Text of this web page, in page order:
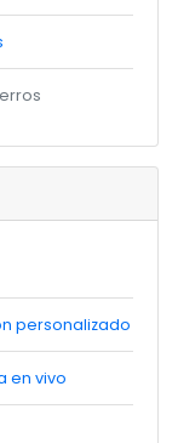
personalizado
en vivo